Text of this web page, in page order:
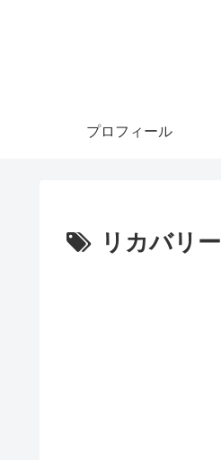
プロフィール
リカバリー